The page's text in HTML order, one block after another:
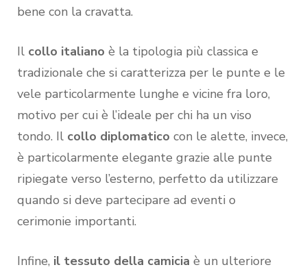
bene con la cravatta.
Il collo italiano è la tipologia più classica e
tradizionale che si caratterizza per le punte e le
vele particolarmente lunghe e vicine fra loro,
motivo per cui è l’ideale per chi ha un viso
tondo. Il collo diplomatico con le alette, invece,
è particolarmente elegante grazie alle punte
ripiegate verso l’esterno, perfetto da utilizzare
quando si deve partecipare ad eventi o
cerimonie importanti.
Infine, il tessuto della camicia è un ulteriore